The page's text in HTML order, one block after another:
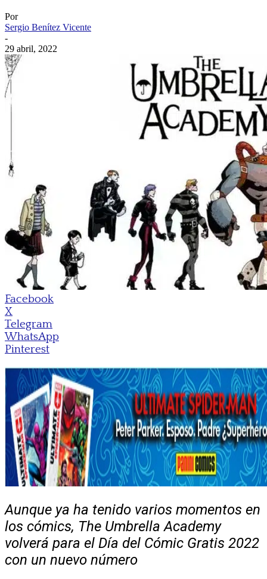
Por
Sergio Benítez Vicente
-
29 abril, 2022
Facebook
X
Telegram
WhatsApp
Pinterest
Aunque ya ha tenido varios momentos en
los cómics, The Umbrella Academy
volverá para el Día del Cómic Gratis 2022
con un nuevo número